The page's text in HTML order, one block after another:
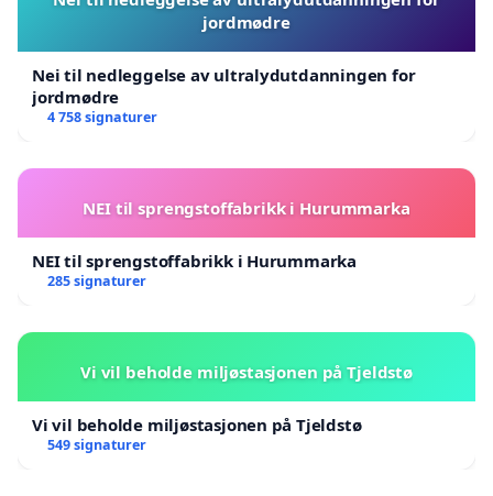
jordmødre
Nei til nedleggelse av ultralydutdanningen for
jordmødre
4 758 signaturer
NEI til sprengstoffabrikk i Hurummarka
NEI til sprengstoffabrikk i Hurummarka
285 signaturer
Vi vil beholde miljøstasjonen på Tjeldstø
Vi vil beholde miljøstasjonen på Tjeldstø
549 signaturer